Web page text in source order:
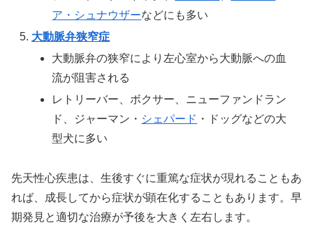
ア・シュナウザーなどにも多い
大動脈弁狭窄症
大動脈弁の狭窄により左心室から大動脈への血
流が阻害される
レトリーバー、ボクサー、ニューファンドラン
ド、ジャーマン・ シェパード ・ドッグなどの大
型犬に多い
先天性心疾患は、生後すぐに重篤な症状が現れることもあ
れば、成長してから症状が顕在化することもあります。早
期発見と適切な治療が予後を大きく左右します。